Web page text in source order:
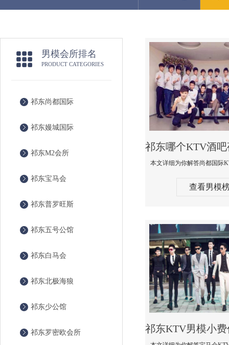
男模会所排名
PRODUCT CATEGORIES
祁东尚都国际
祁东嫚城国际
祁东M2会所
祁东宝马会
祁东普罗旺斯
祁东五号公馆
祁东白马会
祁东北极海狼
祁东少公馆
祁东罗密欧会所
查看男模